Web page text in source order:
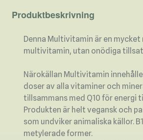
Produktbeskrivning
Denna Multivitamin är en mycket
multivitamin, utan onödiga
Närokällan Multivitamin
doser av alla vitaminer och
tillsammans med Q10 för energi
Produkten är helt vegansk och
som undviker animaliska källor.
metylerade former.